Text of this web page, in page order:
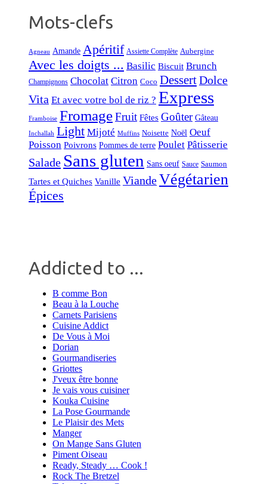
Mots-clefs
Agneau Amande Apéritif Assiette Complète Aubergine
Avec les doigts ... Basilic Biscuit Brunch
Champignons Chocolat Citron Coco DessertDolce
Vita Et avec votre bol de riz ? Express
Framboise FromageFruit Fêtes Goûter Gâteau
Inchallah Light Mijoté Muffins Noisette Noël Oeuf
Poisson Poivrons Pommes de terre Poulet Pâtisserie
Salade Sans gluten Sans oeuf Sauce Saumon
Tartes et Quiches Vanille ViandeVégétarien
Épices
Addicted to ...
B comme Bon
Beau à la Louche
Carnets Parisiens
Cuisine Addict
De Vous à Moi
Dorian
Gourmandiseries
Griottes
J'veux être bonne
Je vais vous cuisiner
Kouka Cuisine
La Pose Gourmande
Le Plaisir des Mets
Manger
On Mange Sans Gluten
Piment Oiseau
Ready, Steady … Cook !
Rock The Bretzel